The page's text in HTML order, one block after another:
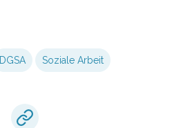
DGSA Soziale Arbeit